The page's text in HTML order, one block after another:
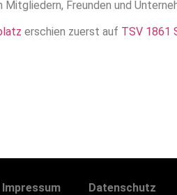
Freunden und
erschien zuerst auf TSV 1861
Impressum
Datenschutz